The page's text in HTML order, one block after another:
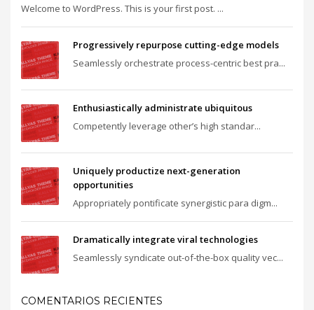
Welcome to WordPress. This is your first post. ...
Progressively repurpose cutting-edge models
Seamlessly orchestrate process-centric best pra...
Enthusiastically administrate ubiquitous
Competently leverage other’s high standar...
Uniquely productize next-generation
opportunities
Appropriately pontificate synergistic para digm...
Dramatically integrate viral technologies
Seamlessly syndicate out-of-the-box quality vec...
COMENTARIOS RECIENTES